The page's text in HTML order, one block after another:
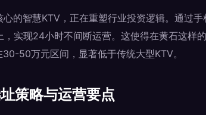
的智慧KTV，正在重塑行业投资逻辑。通过
，实现24小时不间断运营。这使得在黄石这样
50万元区间，显著低于传统大型KTV。
策略与运营要点